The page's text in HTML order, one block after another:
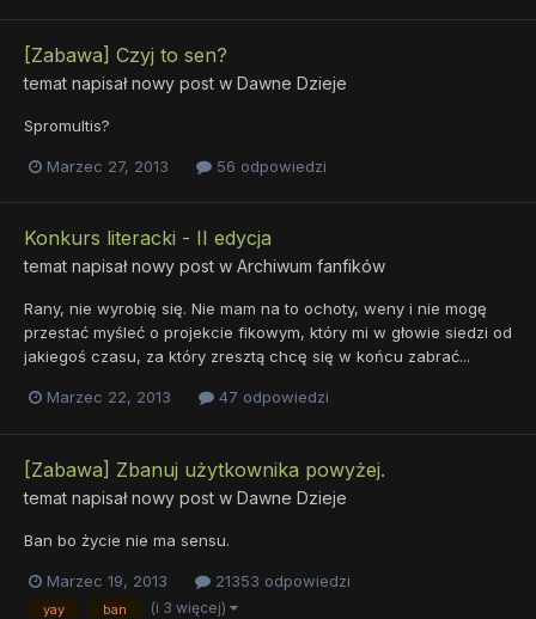
[Zabawa] Czyj to sen?
temat napisał nowy post w Dawne Dzieje
Spromultis?
Marzec 27, 2013 56 odpowiedzi
Konkurs literacki - II edycja
temat napisał nowy post w Archiwum fanfików
Rany, nie wyrobię się. Nie mam na to ochoty, weny i nie mogę
przestać myśleć o projekcie fikowym, który mi w głowie siedzi od
jakiegoś czasu, za który zresztą chcę się w końcu zabrać...
Marzec 22, 2013 47 odpowiedzi
[Zabawa] Zbanuj użytkownika powyżej.
temat napisał nowy post w Dawne Dzieje
Ban bo życie nie ma sensu.
Marzec 19, 2013 21353 odpowiedzi
yay ban (i 3 więcej)